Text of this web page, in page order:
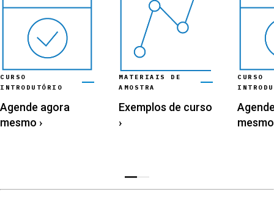
CURSO
INTRODUTÓRIO
Agende agora
mesmo ›
MATERIAIS DE
AMOSTRA
Exemplos de curso
›
CURSO
mesmo